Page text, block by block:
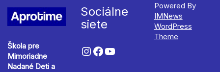
Škola pre
Mimoriadne
Nadané Deti a
Sociálne
siete
Powered By
IMNews
WordPress
Theme